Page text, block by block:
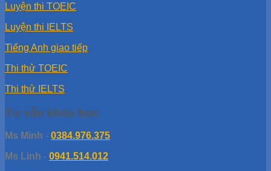
Luyện thi TOEIC
Luyện thi IELTS
Tiếng Anh giao tiếp
Thi thử TOEIC
Thi thử IELTS
Tư vấn khóa học
Ms Minh - 0384.976.375
Ms Linh - 0941.514.012